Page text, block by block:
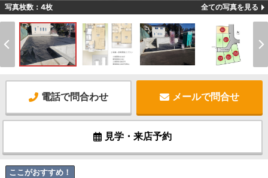
写真枚数：4枚 全ての写真を見る
電話で問合わせ メールで問合せ
見学・来店予約
ここがおすすめ！